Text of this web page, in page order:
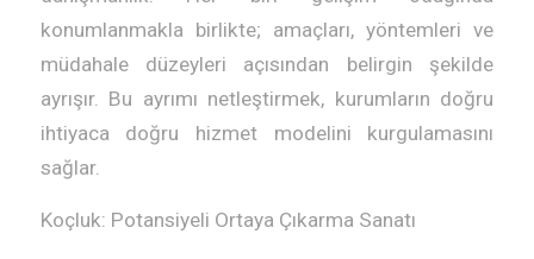
konumlanmakla birlikte; amaçları, yöntemleri ve
müdahale düzeyleri açısından belirgin şekilde
ayrışır. Bu ayrımı netleştirmek, kurumların doğru
ihtiyaca doğru hizmet modelini kurgulamasını
sağlar.
Koçluk: Potansiyeli Ortaya Çıkarma Sanatı